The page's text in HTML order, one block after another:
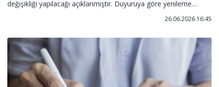
değişikliği yapılacağı açıklanmıştır. Duyuruya göre yenileme
eğitimlerinin etkinliğini artırmak ve uygulama becerilerini
çalışılmaktadır. Yeni modelde eğitimlerin daha uygulama ağırlıklı
yürütülmesi planlanmaktadır.
26.06.2026 16:45